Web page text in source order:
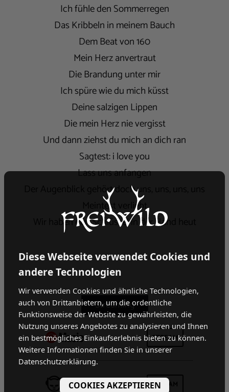
Ich fühle den Sommerregen
Das Kribbeln in meinem Bauch
Dem Beat von 160
Mein Herz anvertraut
Die Brandung unter mir
Ich spüre wie du mich küsst
Deine salzigen Lippen
Die mein Herz nie vergisst
Und dann ziehst du mich an dich ran
Sagtest: i love you
Lass uns anfangen
Der Augenblick gehört doch uns, uns, uns, uns
Meintest verliebt
Wir haben den Schlüssel in der Hand heut
STREAM
STREAM
Diese Webseite verwendet Cookies und
andere Technologien
Wir verwenden Cookies und ähnliche Technologien,
auch von Drittanbietern, um die ordentliche
Funktionsweise der Website zu gewährleisten, die
Nutzung unseres Angebotes zu analysieren und Ihnen
ein bestmögliches Einkaufserlebnis bieten zu können.
Weitere Informationen finden Sie in unserer
Datenschutzerklärung.
COOKIES AKZEPTIEREN